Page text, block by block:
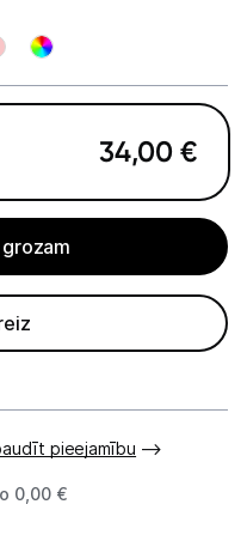
34,00 €
pieejamību
0,00 €